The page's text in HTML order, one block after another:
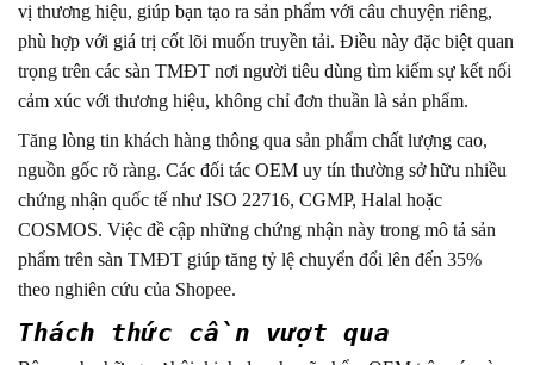
vị thương hiệu, giúp bạn tạo ra sản phẩm với câu chuyện riêng,
phù hợp với giá trị cốt lõi muốn truyền tải. Điều này đặc biệt quan
trọng trên các sàn TMĐT nơi người tiêu dùng tìm kiếm sự kết nối
cảm xúc với thương hiệu, không chỉ đơn thuần là sản phẩm.
Tăng lòng tin khách hàng thông qua sản phẩm chất lượng cao,
nguồn gốc rõ ràng. Các đối tác OEM uy tín thường sở hữu nhiều
chứng nhận quốc tế như ISO 22716, CGMP, Halal hoặc
COSMOS. Việc đề cập những chứng nhận này trong mô tả sản
phẩm trên sàn TMĐT giúp tăng tỷ lệ chuyển đổi lên đến 35%
theo nghiên cứu của Shopee.
Thách thức cần vượt qua